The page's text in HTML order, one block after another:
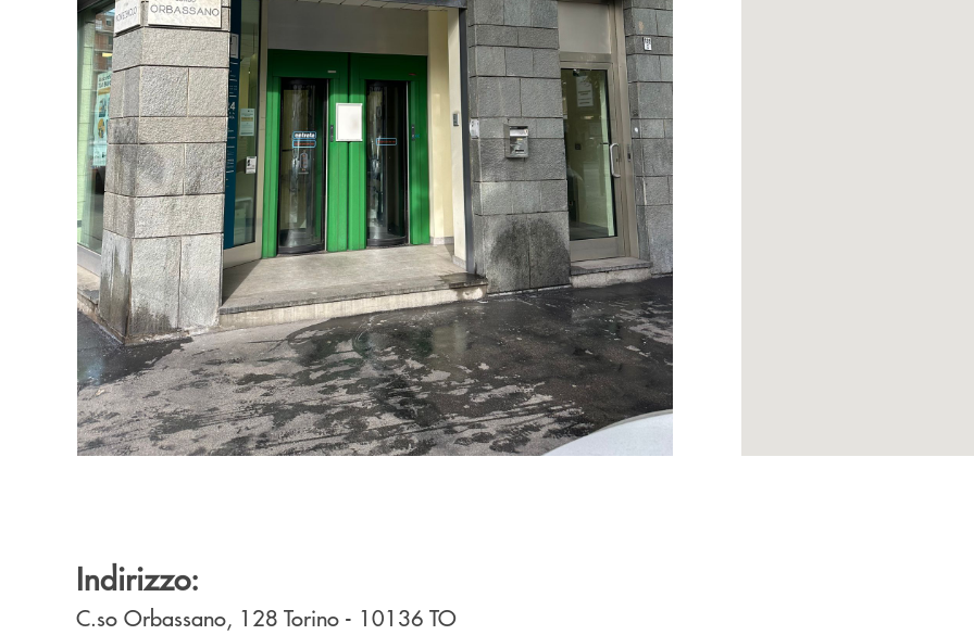
Indirizzo:
C.so Orbassano, 128 Torino - 10136 TO